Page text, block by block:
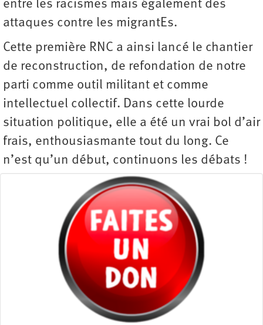
entre les racismes mais également des
attaques contre les migrantEs.
Cette première RNC a ainsi lancé le chantier
de reconstruction, de refondation de notre
parti comme outil militant et comme
intellectuel collectif. Dans cette lourde
situation politique, elle a été un vrai bol d’air
frais, enthousiasmante tout du long. Ce
n’est qu’un début, continuons les débats !